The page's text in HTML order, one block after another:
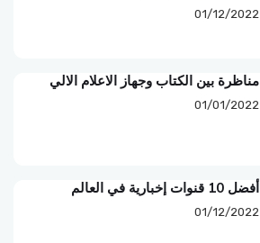
01/12/2022
مناظرة بين الكتاب وجهاز الاعلام الالي
01/01/2022
أفضل 10 قنوات إخبارية في العالم
01/12/2022